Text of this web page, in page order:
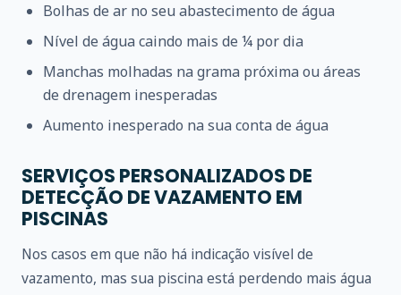
Bolhas de ar no seu abastecimento de água
Nível de água caindo mais de ¼ por dia
Manchas molhadas na grama próxima ou áreas
de drenagem inesperadas
Aumento inesperado na sua conta de água
SERVIÇOS PERSONALIZADOS DE
DETECÇÃO DE VAZAMENTO EM
PISCINAS
Nos casos em que não há indicação visível de
vazamento, mas sua piscina está perdendo mais água